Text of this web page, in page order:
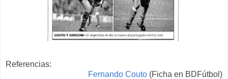
Referencias:
Fernando Couto (Ficha en BDFútbol)